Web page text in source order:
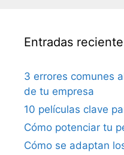
Entradas
3 errores comunes
de tu empresa
10 películas clave
Cómo potenciar tu
Cómo se adaptan